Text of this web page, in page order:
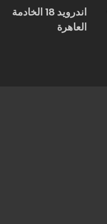
اندرويد 18 الخادمة
العاهرة